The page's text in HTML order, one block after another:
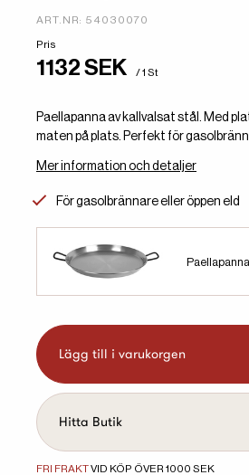
ART.NR: 54030070
Pris
1132 SEK / 1 St
Paellapanna av kallvalsat stål. Med
maten på plats. Perfekt för
Mer information och detaljer
För gasolbrännare eller öppen eld
Lägg till i varukorgen
Hitta Butik
FRI FRAKTVID KÖP ÖVER 1000 SEK